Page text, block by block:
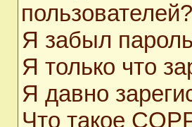
пользователей?
Я забыл
Я только что
Я давно
Что такое